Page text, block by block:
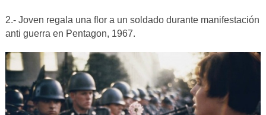
2.- Joven regala una flor a un soldado durante manifestación
anti guerra en Pentagon, 1967.